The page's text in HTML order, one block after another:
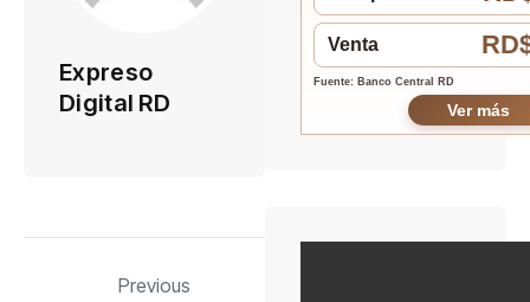
Expreso
Digital RD
Previous
Venta
Fuente: Banco Central RD
Ver más